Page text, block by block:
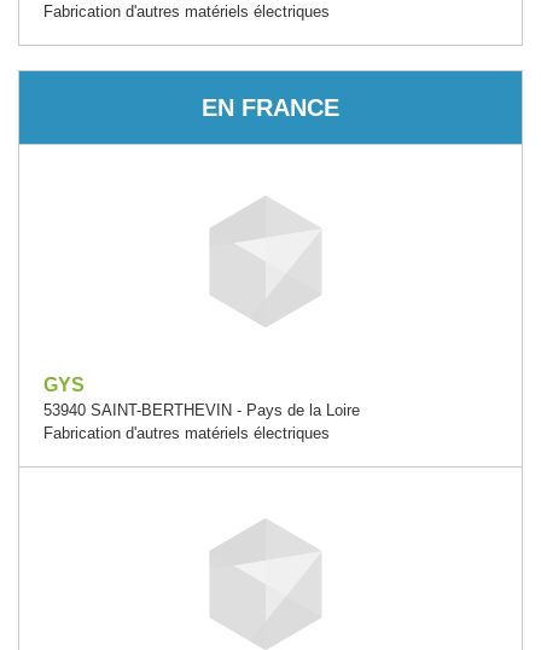
Fabrication d'autres matériels électriques
EN FRANCE
GYS
53940 SAINT-BERTHEVIN - Pays de la Loire
Fabrication d'autres matériels électriques